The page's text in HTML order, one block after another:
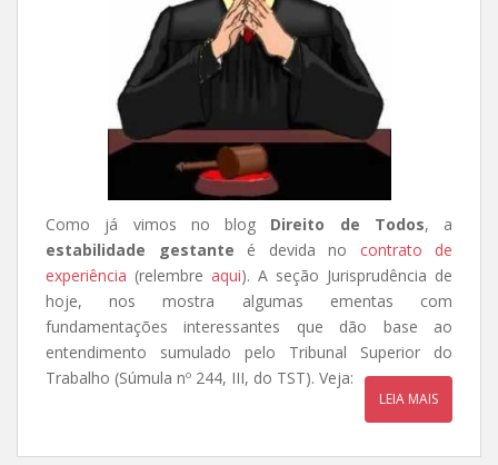
Como já vimos no blog Direito de Todos, a
estabilidade gestante é devida no contrato de
experiência (relembre aqui). A seção Jurisprudência de
hoje, nos mostra algumas ementas com
fundamentações interessantes que dão base ao
entendimento sumulado pelo Tribunal Superior do
Trabalho (Súmula nº 244, III, do TST). Veja:
LEIA MAIS